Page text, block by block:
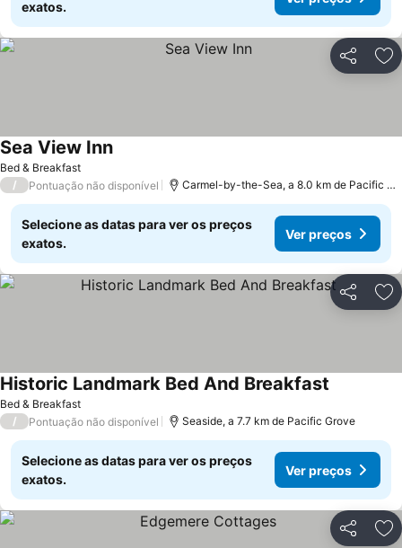
exatos.
Partilhar
Bed & Breakfast
Sea View InnVer preços
/ Pontuação não disponível Carmel-by-the-Sea, a 8.0 km de Pacific
Selecione as datas para ver os preços
exatos.
Ver preços
Partilhar
Bed & Breakfast
Historic Landmark Bed And Breakfast
/ Pontuação não disponível Seaside, a 7.7 km de Pacific Grove
Selecione as datas para ver os preços
exatos.
Ver preços
Partilhar